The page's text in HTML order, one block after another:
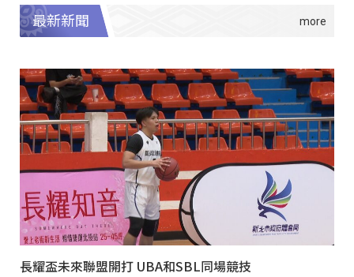
最新新聞
長耀盃未來聯盟開打 UBA和SBL同場競技